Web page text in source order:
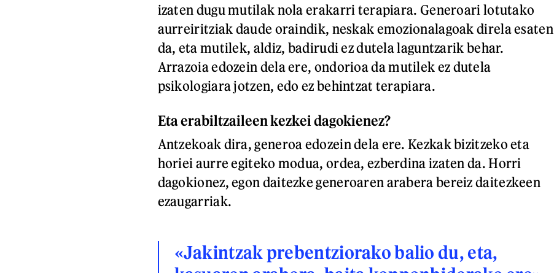
izaten dugu mutilak nola erakarri terapiara. Generoari lotutako
aurreiritziak daude oraindik, neskak emozionalagoak direla esaten
da, eta mutilek, aldiz, badirudi ez dutela laguntzarik behar.
Arrazoia edozein dela ere, ondorioa da mutilek ez dutela
psikologiara jotzen, edo ez behintzat terapiara.
Eta erabiltzaileen kezkei dagokienez?
Antzekoak dira, generoa edozein dela ere. Kezkak bizitzeko eta
horiei aurre egiteko modua, ordea, ezberdina izaten da. Horri
dagokionez, egon daitezke generoaren arabera bereiz daitezkeen
ezaugarriak.
«Jakintzak prebentziorako balio du, eta,